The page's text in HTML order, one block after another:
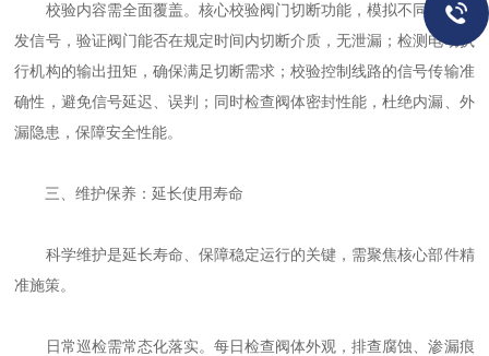
校验内容需全面覆盖。核心校验阀门切断功能，模拟不同工况触
发信号，验证阀门能否在规定时间内切断介质，无泄漏；检测电动执
行机构的输出扭矩，确保满足切断需求；校验控制线路的信号传输准
确性，避免信号延迟、误判；同时检查阀体密封性能，杜绝内漏、外
漏隐患，保障安全性能。
三、维护保养：延长使用寿命
科学维护是延长寿命、保障稳定运行的关键，需聚焦核心部件精
准施策。
日常巡检需常态化落实。每日检查阀体外观，排查腐蚀、渗漏痕